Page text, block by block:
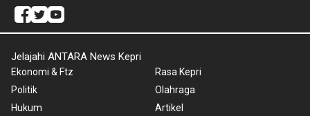
Jelajahi ANTARA News Kepri
Ekonomi & Ftz
Politik
Hukum
Rasa Kepri
Olahraga
Artikel